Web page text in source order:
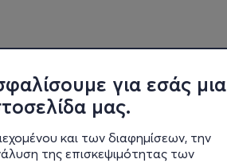
για εσάς μια
μας.
και των διαφημίσεων, την
της επισκεψιμότητας των